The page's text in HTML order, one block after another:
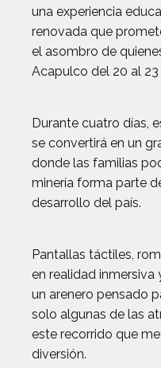
una experiencia
renovada que
el asombro de
Acapulco del 20 al
Durante cuatro días,
se convertirá en un
donde las familias
minería forma parte
desarrollo del país.
Pantallas táctiles,
en realidad
un arenero pensado
solo algunas de las
este recorrido que
diversión.